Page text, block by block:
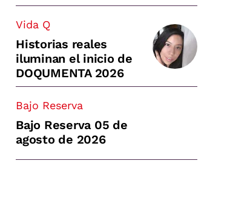
Vida Q
Historias reales
iluminan el inicio de
DOQUMENTA 2026
Bajo Reserva
Bajo Reserva 05 de
agosto de 2026